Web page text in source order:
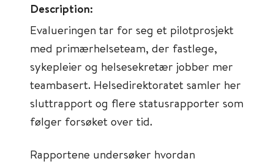
Description:
Evalueringen tar for seg et pilotprosjekt
med primærhelseteam, der fastlege,
sykepleier og helsesekretær jobber mer
teambasert. Helsedirektoratet samler her
sluttrapport og flere statusrapporter som
følger forsøket over tid.
Rapportene undersøker hvordan